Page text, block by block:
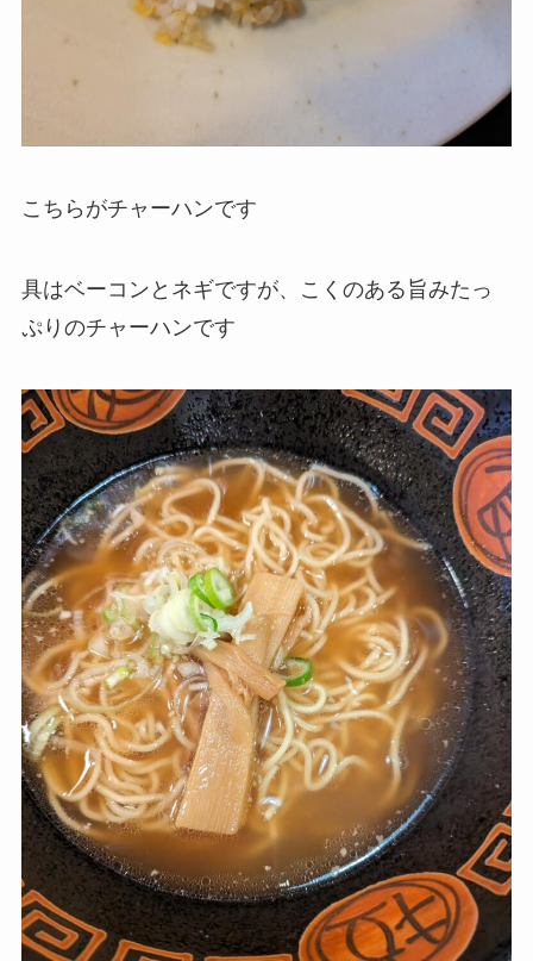
こちらがチャーハンです
具はベーコンとネギですが、こくのある旨みたっ
ぷりのチャーハンです